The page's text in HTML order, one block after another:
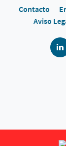
Contacto
Aviso